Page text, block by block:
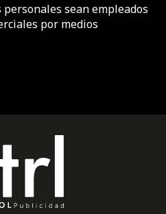
sean empleados
por medios